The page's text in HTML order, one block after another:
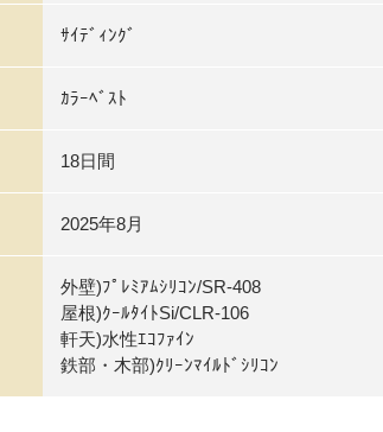
ｻｲﾃﾞｨﾝｸﾞ
ｶﾗｰﾍﾞｽﾄ
18日間
2025年8月
外壁)ﾌﾟﾚﾐｱﾑｼﾘｺﾝ/SR-408
屋根)ｸｰﾙﾀｲﾄSi/CLR-106
軒天)水性ｴｺﾌｧｲﾝ
鉄部・木部)ｸﾘｰﾝﾏｲﾙﾄﾞｼﾘｺﾝ